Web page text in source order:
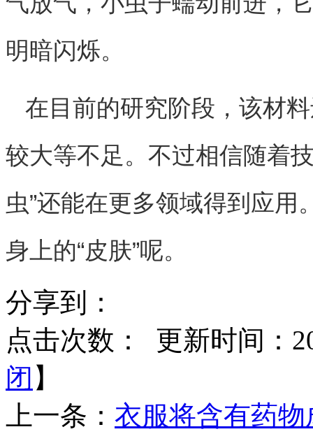
明暗闪烁。
在目前的研究阶段，该材
较大等不足。不过相信随着
虫”还能在更多领域得到应
身上的“皮肤”呢。
分享到：
点击次数：
更新时间：
闭 】
上一条： 衣服将含有药